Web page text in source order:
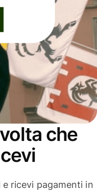
che
ricevi pagamenti in